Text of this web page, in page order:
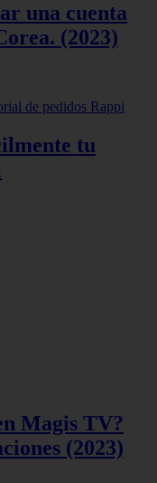
una cuenta
(2023)
tu
Magis TV?
(2023)